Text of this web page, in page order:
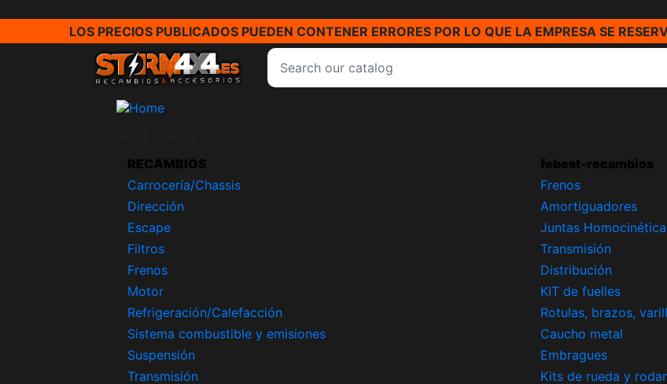
LOS PRECIOS PUBLICADOS PUEDEN CONTENER ERRORES POR LO QUE LA EMPRESA SE
RECAMBIOS
Carrocería/Chassis
Dirección
Escape
Filtros
Frenos
Motor
Refrigeración/Calefacción
Sistema combustible y emisiones
Suspensión
Transmisión
febest-recambios
Frenos
Amortiguadores
Juntas
Transmisión
Distribución
KIT de fuelles
Rotulas, brazos,
Caucho metal
Embragues
Kits de rueda y